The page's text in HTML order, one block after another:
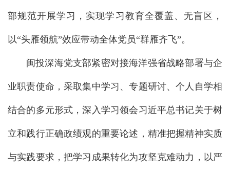
部规范开展学习，实现学习教育全覆盖、无盲区，
以“头雁领航”效应带动全体党员“群雁齐飞”。
闽投深海党支部紧密对接海洋强省战略部署与企
业职责使命，采取集中学习、专题研讨、个人自学相
结合的多元形式，深入学习领会习近平总书记关于树
立和践行正确政绩观的重要论述，精准把握精神实质
与实践要求，把学习成果转化为攻坚克难动力，以严